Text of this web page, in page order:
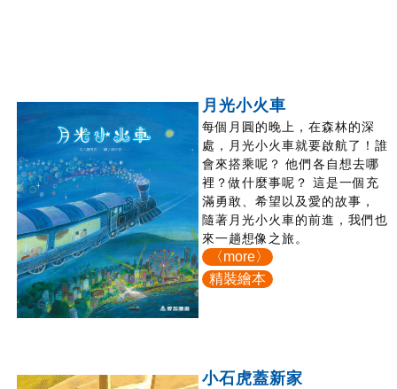
月光小火車
每個月圓的晚上，在森林的深
處，月光小火車就要啟航了！誰
會來搭乘呢？ 他們各自想去哪
裡？做什麼事呢？ 這是一個充
滿勇敢、希望以及愛的故事，
隨著月光小火車的前進，我們也
來一趟想像之旅。
〈more〉
精裝繪本
小石虎蓋新家